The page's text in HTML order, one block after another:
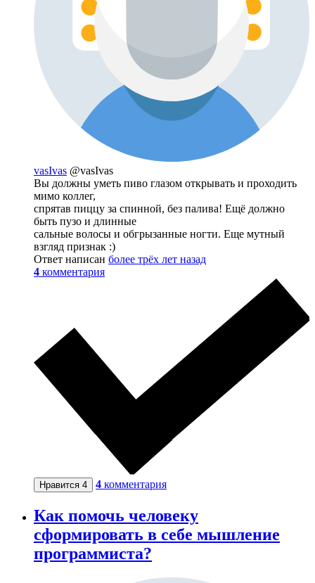
vasIvas @vasIvas
Вы должны уметь пиво глазом открывать и проходить
мимо коллег,
спрятав пиццу за спинной, без палива! Ещё должно
быть пузо и длинные
сальные волосы и обгрызанные ногти. Еще мутный
взгляд признак :)
Ответ написан более трёх лет назад
4 комментария
Нравится 4 4 комментария
Как помочь человеку
сформировать в себе мышление
программиста?